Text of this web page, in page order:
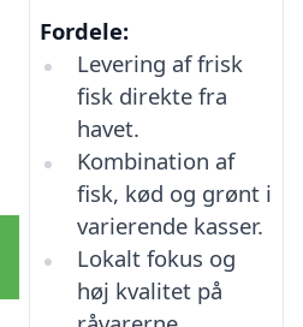
Fordele:
Levering af frisk
fisk direkte fra
havet.
Kombination af
fisk, kød og grønt i
varierende kasser.
Lokalt fokus og
høj kvalitet på